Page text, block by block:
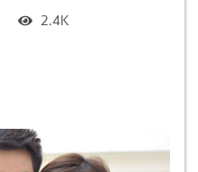
2.4K